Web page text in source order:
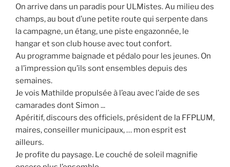
On arrive dans un paradis pour ULMistes. Au milieu des
champs, au bout d’une petite route qui serpente dans
la campagne, un étang, une piste engazonnée, le
hangar et son club house avec tout confort.
Au programme baignade et pédalo pour les jeunes. On
a l’impression qu’ils sont ensembles depuis des
semaines.
Je vois Mathilde propulsée à l’eau avec l’aide de ses
camarades dont Simon ...
Apéritif, discours des officiels, président de la FFPLUM,
maires, conseiller municipaux, … mon esprit est
ailleurs.
Je profite du paysage. Le couché de soleil magnifie